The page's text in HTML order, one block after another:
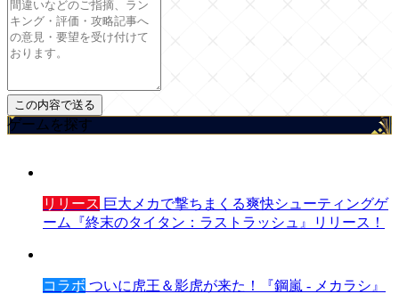
ゲームを探す
リリース 巨大メカで撃ちまくる爽快シューティングゲ
ーム『終末のタイタン：ラストラッシュ』リリース！
コラボ ついに虎王＆影虎が来た！『鋼嵐 - メカラシ』